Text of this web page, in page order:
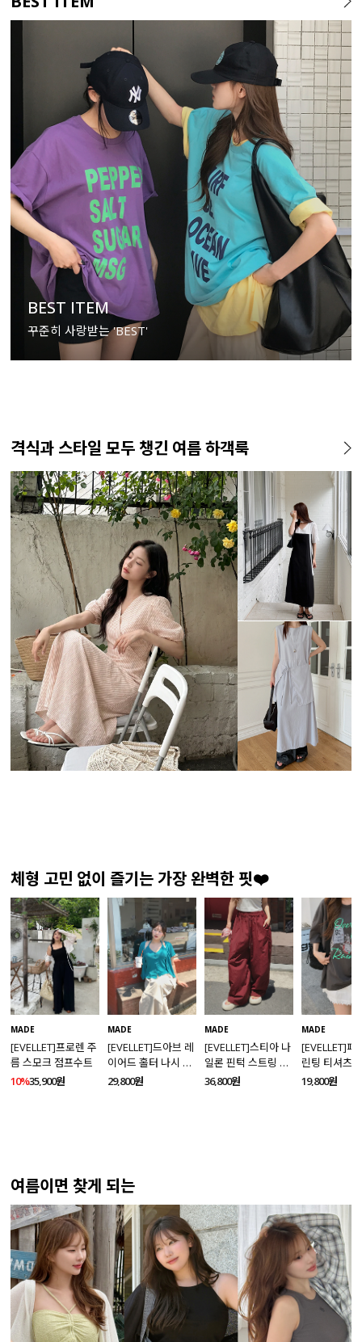
BEST ITEM
꾸준히 사랑받는 'BEST'
격식과 스타일 모두 챙긴 여름 하객룩
체형 고민 없이 즐기는 가장 완벽한 핏❤️
MADE
[EVELLET]프로렌 주
름 스모크 점프수트
10%35,900원
MADE
[EVELLET]드아브 레
이어드 홀터 나시 가
디건 티셔츠
29,800원
MADE
[EVELLET]스티아 나
일론 핀턱 스트링 커
브드 밴딩팬츠
36,800원
MADE
[EVELLET]페
린팅 티셔츠
19,800원
여름이면 찾게 되는